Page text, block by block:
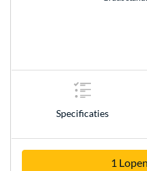
Specificaties
1